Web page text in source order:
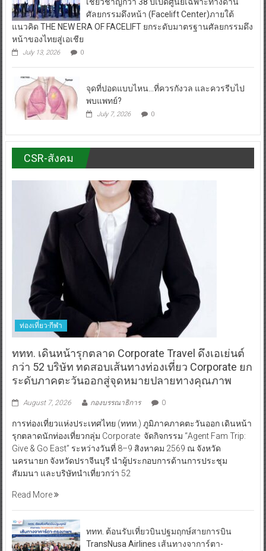
ศัลยกรรมดึงหน้า (Facelift Center)ภายใต้
แนวคิด THE NEW ERA OF FACELIFT ยกระดับมาตรฐานศัลยกรรมดึง
หน้าของไทยสู่เอเชีย
July 13, 2026 0
จุดที่ปอดแบบไหน…ที่ควรกังวล และควรรีบไป
พบแพทย์?
July 7, 2026 0
CSR-สังคม
ท่องเที่ยว-กีฬา
ททท. เดินหน้ารุกตลาด Corporate Travel ดึงเอเย่นต์
กว่า 52 บริษัท ทดสอบเส้นทางท่องเที่ยว Corporate ยก
ระดับภาคตะวันออกสู่จุดหมายปลายทางคุณภาพ
August 7, 2026 กองบรรณาธิการ 0
การท่องเที่ยวแห่งประเทศไทย (ททท.) ภูมิภาคภาคตะวันออก เดินหน้า
รุกตลาดนักท่องเที่ยวกลุ่ม Corporate จัดกิจกรรม “Agent Fam Trip:
Give & Go East” ระหว่างวันที่ 8–9 สิงหาคม 2569 ณ จังหวัด
นครนายก จังหวัดปราจีนบุรี นำผู้ประกอบการด้านการประชุม
สัมมนา และบริษัทนำเที่ยวกว่า 52
Read More
ททท. ต้อนรับเที่ยวบินปฐมฤกษ์สายการบิน
TransNusa Airlines เส้นทางจาการ์ตา-